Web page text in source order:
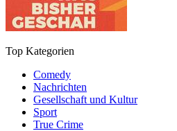
Top Kategorien
Comedy
Nachrichten
Gesellschaft und Kultur
Sport
True Crime